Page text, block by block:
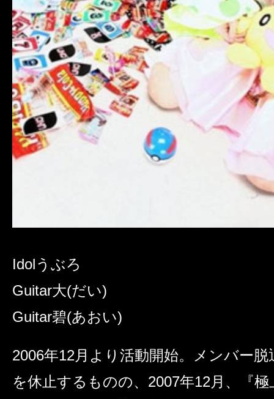
Idolうぶろ
Guitar大(だい)
Guitar碧(あおい)
2006年12月より活動開始。メンバー
を休止するものの、2007年12月、『